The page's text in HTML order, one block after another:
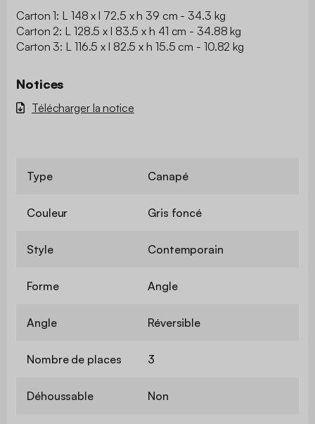
Carton 1: L 148 x l 72.5 x h 39 cm - 34.3 kg
Carton 2: L 128.5 x l 83.5 x h 41 cm - 34.88 kg
Carton 3: L 116.5 x l 82.5 x h 15.5 cm - 10.82 kg
Notices
Télécharger la notice
Type Canapé
Couleur Gris foncé
Style Contemporain
Forme Angle
Angle Réversible
Nombre de places 3
Déhoussable Non